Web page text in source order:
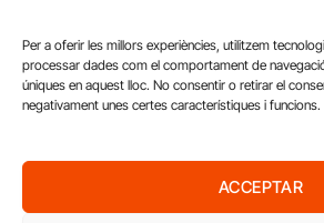
Per a oferir les millors experiències, utilitzem
processar dades com el comportament de
úniques en aquest lloc. No consentir o retirar el
negativament unes certes característiques i funcions.
ACCEPTAR